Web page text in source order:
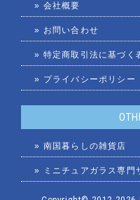
» 会社概要
» お問い合わせ
» 特定商取引法に基づく
» プライバシーポリシー
» 南国暮らしの雑貨店
» ミニチュアガラス専門